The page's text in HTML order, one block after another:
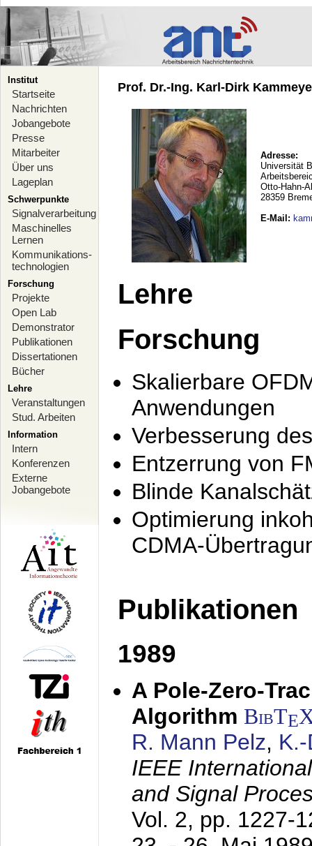
Institut
Startseite
Nachrichten
Jobangebote
Presse
Mitarbeiter
Über uns
Lageplan
Schwerpunkte
Signalverarbeitung
Maschinelles
Lernen
Kommunikations-
technologien
Forschung
Projekte
Open Lab
Demonstrator
Publikationen
Dissertationen
Bücher
Lehre
Veranstaltungen
Stud. Arbeiten
Information
Intern
Konferenzen
Externe
Jobangebote
Prof. Dr.-Ing. Karl-Dirk
Adresse:
Universität
Otto-Hahn-
28359
E-Mail :
Lehre
Forschung
Skalierbare
Anwendungen
Verbesserung
Entzerrung von
Blinde
Optimierung
CDMA-
Publikationen
1989
A Pole-Zero-
Algorithm BibTE
R. Mann Pelz,
IEEE
and Signal
Vol. 2, pp. 1227-